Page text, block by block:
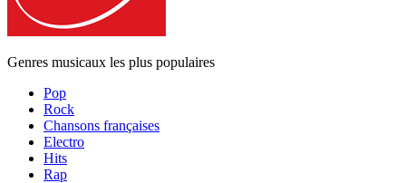
Genres musicaux les plus populaires
Pop
Rock
Chansons françaises
Electro
Hits
Rap